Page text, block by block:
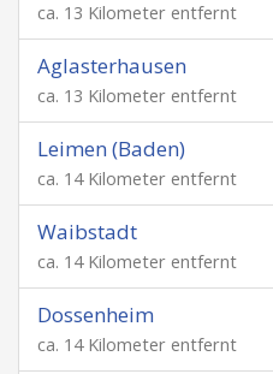
ca. 13 Kilometer entfernt
Aglasterhausen
ca. 13 Kilometer entfernt
Leimen (Baden)
ca. 14 Kilometer entfernt
Waibstadt
ca. 14 Kilometer entfernt
Dossenheim
ca. 14 Kilometer entfernt